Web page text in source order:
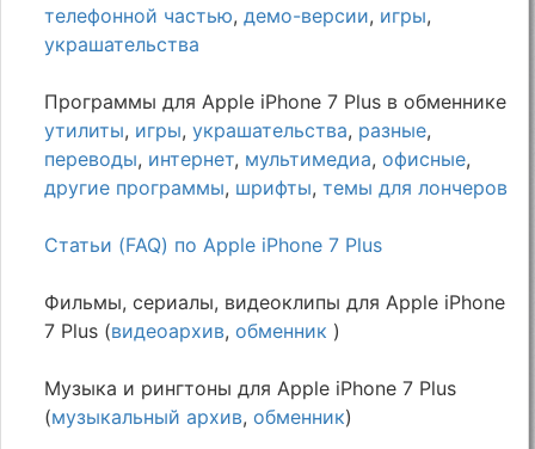
телефонной частью,демо-версии, игры,
украшательства
Программы для Apple iPhone 7 Plus в обменнике
утилиты, игры,украшательства, разные,
переводы, интернет, мультимедиа,офисные,
другие программы, шрифты,темы для лончеров
Статьи (FAQ) по Apple iPhone 7 Plus
Фильмы, сериалы, видеоклипы для Apple iPhone
7 Plus (видеоархив,обменник )
Музыка и рингтоны для Apple iPhone 7 Plus
(музыкальный архив,обменник)